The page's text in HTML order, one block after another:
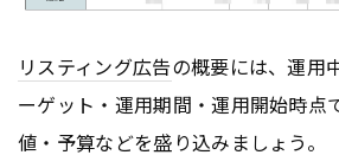
リスティング広告の概要には、運用
ーゲット・運用期間・運用開始時点
値・予算などを盛り込みましょう。